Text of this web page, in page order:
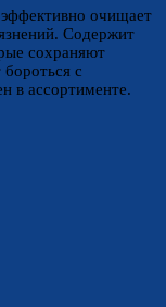
очищает
Содержит
сохраняют
с
в ассортименте.